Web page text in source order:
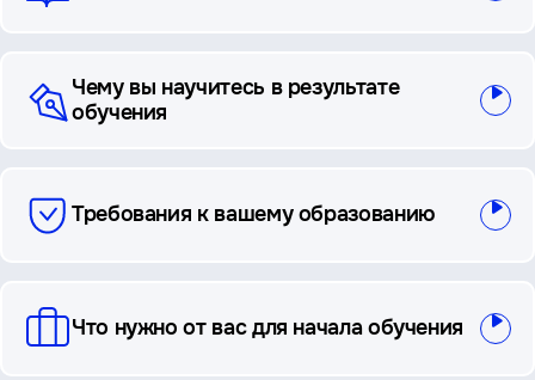
Чему вы научитесь в результате
обучения
Требования к вашему образованию
Что нужно от вас для начала обучения